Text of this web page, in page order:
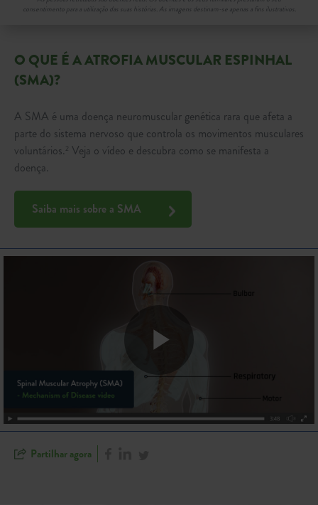
consentimento para a utilização das suas histórias. As imagens destinam-se apenas a fins ilustrativos.
Play
Video
Partilhar agora
O QUE É A ATROFIA MUSCULAR ESPINHAL
(SMA)?
A SMA é uma doença neuromuscular genética rara que afeta a
parte do sistema nervoso que controla os movimentos musculares
voluntários. 2 Veja o vídeo e descubra como se manifesta a
doença.
Saiba mais sobre a SMA